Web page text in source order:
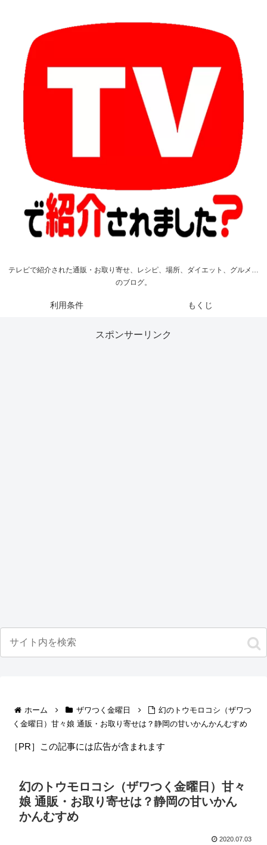
テレビで紹介された通販・お取り寄せ、レシピ、場所、ダイエット、グルメ…
のブログ。
利用条件 もくじ
スポンサーリンク
ホーム ザワつく金曜日
幻のトウモロコシ（ザワつ
く金曜日）甘々娘 通販・お取り寄せは？静岡の甘いかんかんむすめ
［PR］この記事には広告が含まれます
幻のトウモロコシ（ザワつく金曜日）甘々
娘 通販・お取り寄せは？静岡の甘いかん
かんむすめ
2020.07.03